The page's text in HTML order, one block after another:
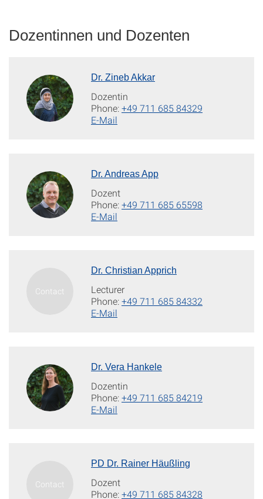
Dozentinnen und Dozenten
Dr. Zineb Akkar
Dozentin
Phone:+49 711 685 84329
E-Mail
Dr. Andreas App
Dozent
Phone:+49 711 685 65598
E-Mail
Dr. Christian Apprich
Lecturer
Phone:+49 711 685 84332
E-Mail
Dr. Vera Hankele
Dozentin
Phone:+49 711 685 84219
E-Mail
PD Dr. Rainer Häußling
Dozent
Phone:+49 711 685 84328